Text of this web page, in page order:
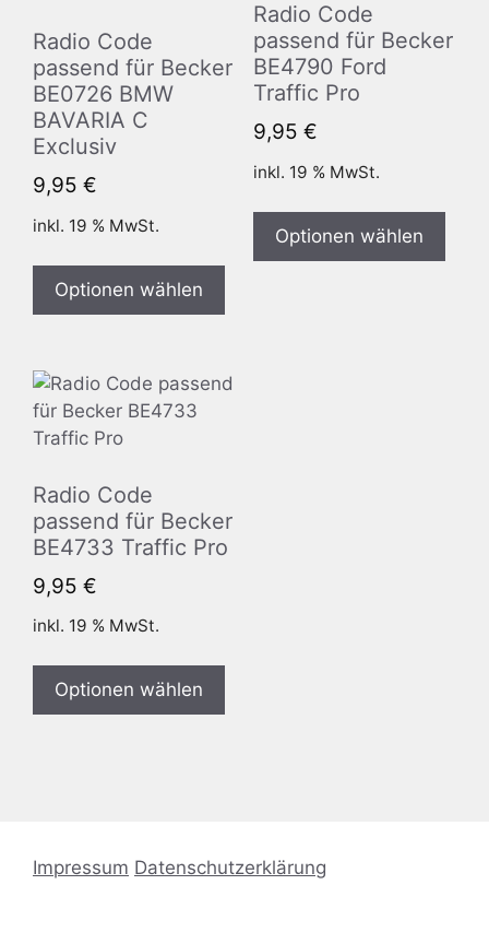
Radio Code
passend für Becker
BE0726 BMW
BAVARIA C
Exclusiv
9,95 €
inkl. 19 % MwSt.
Optionen wählen
Radio Code
passend für Becker
BE4790 Ford
Traffic Pro
9,95 €
inkl. 19 % MwSt.
Optionen wählen
Radio Code
passend für Becker
BE4733 Traffic Pro
9,95 €
inkl. 19 % MwSt.
Optionen wählen
Impressum Datenschutzerklärung